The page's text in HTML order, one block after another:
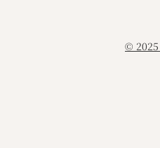
© 2025